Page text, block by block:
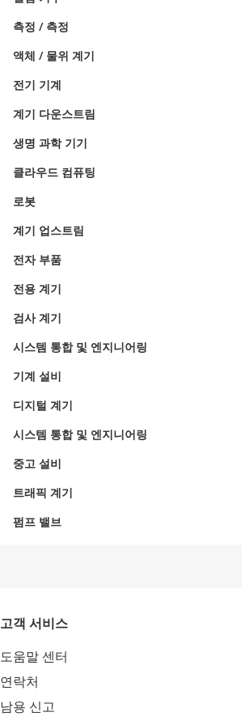
측정 / 측정
액체 / 물위 계기
전기 기계
계기 다운스트림
생명 과학 기기
클라우드 컴퓨팅
로봇
계기 업스트림
전자 부품
전용 계기
검사 계기
시스템 통합 및 엔지니어링
기계 설비
디지털 계기
시스템 통합 및 엔지니어링
중고 설비
트래픽 계기
펌프 밸브
고객 서비스
도움말 센터
연락처
남용 신고